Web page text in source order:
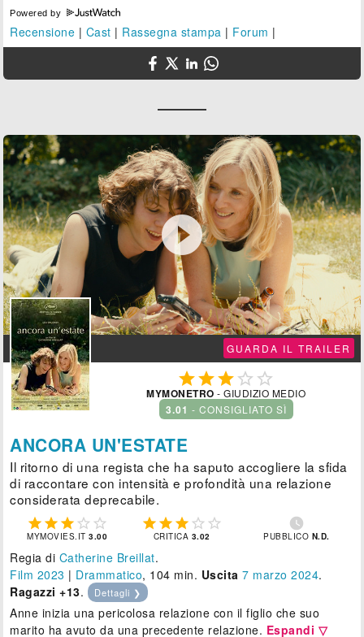
Powered by
Recensione | Cast | Rassegna stampa | Forum |

GUARDA IL TRAILER
  
MYMONETRO - GIUDIZIO MEDIO
3.01 - CONSIGLIATO SÌ
ANCORA UN'ESTATE
Il ritorno di una regista che ha saputo accogliere la sfida
di raccontare con intensità e profondità una relazione
considerata deprecabile.
    
MYMOVIES.IT3.00
    
CRITICA 3.02

PUBBLICO N.D.
Regia di Catherine Breillat.
Film 2023 | Drammatico, 104 min. Uscita 7 marzo 2024.
Ragazzi +13. Dettagli ❯
Anne inizia una pericolosa relazione con il figlio che suo
marito ha avuto da una precedente relazione. Espandi ▽